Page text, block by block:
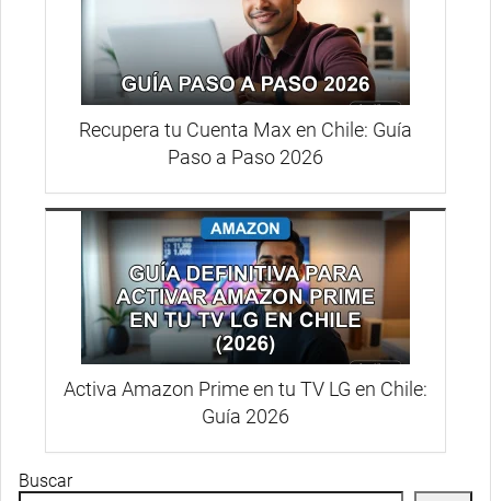
Recupera tu Cuenta Max en Chile: Guía
Paso a Paso 2026
Activa Amazon Prime en tu TV LG en Chile:
Guía 2026
Buscar